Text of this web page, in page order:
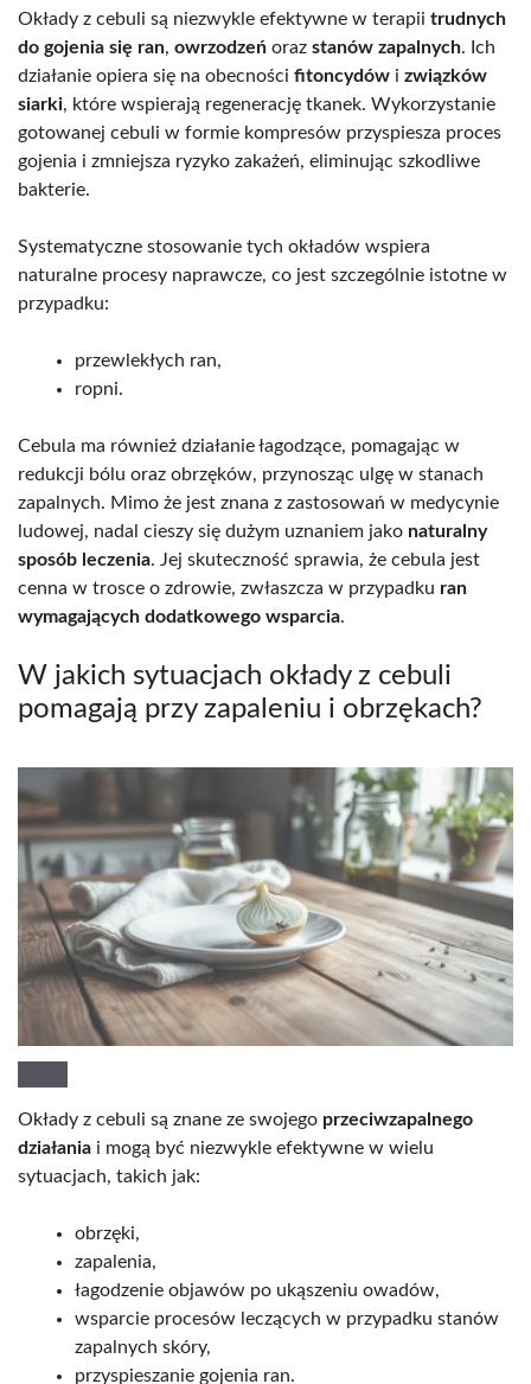
Okłady z cebuli są niezwykle efektywne w terapii trudnych
do gojenia się ran, owrzodzeń oraz stanów zapalnych. Ich
działanie opiera się na obecności fitoncydów i związków
siarki, które wspierają regenerację tkanek. Wykorzystanie
gotowanej cebuli w formie kompresów przyspiesza proces
gojenia i zmniejsza ryzyko zakażeń, eliminując szkodliwe
bakterie.
Systematyczne stosowanie tych okładów wspiera
naturalne procesy naprawcze, co jest szczególnie istotne w
przypadku:
przewlekłych ran,
ropni.
Cebula ma również działanie łagodzące, pomagając w
redukcji bólu oraz obrzęków, przynosząc ulgę w stanach
zapalnych. Mimo że jest znana z zastosowań w medycynie
ludowej, nadal cieszy się dużym uznaniem jako naturalny
sposób leczenia. Jej skuteczność sprawia, że cebula jest
cenna w trosce o zdrowie, zwłaszcza w przypadku ran
wymagających dodatkowego wsparcia.
W jakich sytuacjach okłady z cebuli
pomagają przy zapaleniu i obrzękach?
Okłady z cebuli są znane ze swojego przeciwzapalnego
działania i mogą być niezwykle efektywne w wielu
sytuacjach, takich jak:
obrzęki,
zapalenia,
łagodzenie objawów po ukąszeniu owadów,
wsparcie procesów leczących w przypadku stanów
zapalnych skóry,
przyspieszanie gojenia ran.